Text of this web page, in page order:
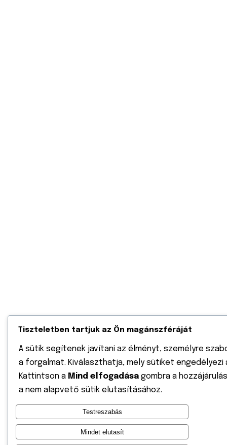
Tiszteletben tartjuk az Ön magánszféráját
A sütik segítenek javítani az élményt, személyre
a forgalmat. Kiválaszthatja, mely sütiket engedélyezi
Kattintson a Mind elfogadása gombra a
a nem alapvető sütik elutasításához.
Testreszabás
Mindet elutasít